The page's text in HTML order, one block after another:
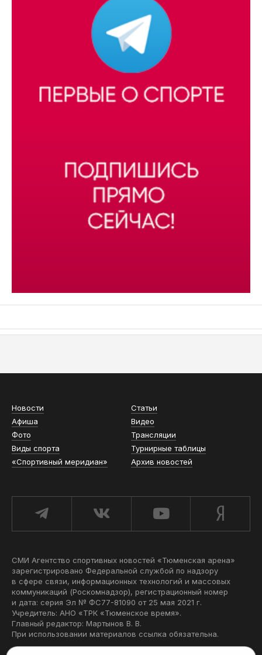
Новости
Статьи
Афиша
Видео
Фото
Трансляции
Виды спорта
Турнирные таблицы
«Спортивный меридиан»
Архив новостей
СМИ Агентство спортивных новостей «Тюменская арена»
зарегистрировано Федеральной службой по надзору
в сфере связи, информационных технологий и массовых
коммуникаций (Роскомнадзор), регистрационный номер
и дата: серия Эл № ФС77-81090 от 25 мая 2021 г.
Учредитель: АНО «ТРК «Тюменское время».
Главный редактор: Мартынов В. В.
При использовании материалов ссылка обязательна.